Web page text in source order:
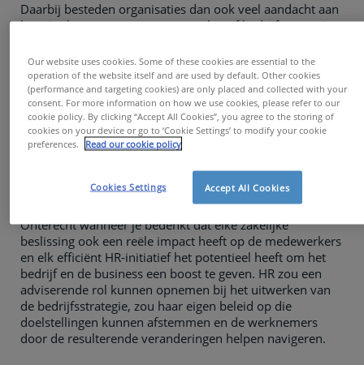
Daarbij besteden organisaties dan ook veel aandacht aan
het uittekenen van een go-to-market of bedrijfsstrategie.
verkoopsprocessen. Efficiënte bedrijfsstrategieën putten
hun kracht vaak uit de input van stakeholders op
verschillende afdelingen. En toch zit HR niet altijd mee
aan de strategietafel.
Waarom HR afstemmen op
bedrijfsstrategie?
Onterecht wanneer je bedenkt dat elke zakelijke
beslissing ook een reële impact heeft op de medewerkers
en elk efficiënt HR-initiatief het potentieel heeft om het
bedrijf en de business een boost te geven. HR zou een
adviserende rol kunnen opnemen bij het uitwerken van
de bedrijfsstrategie, zou haar eigen beleid op die
doelstellingen kunnen afstemmen en de werknemers
door de resulterende veranderingen helpen navigeren.
Our website uses cookies. Some of these cookies are essential to the
operation of the website itself and are used by default. Other cookies
(performance and targeting cookies) are only placed and collected with your
consent. For more information on how we use cookies, please refer to our
cookie policy. By clicking “Accept All Cookies”, you agree to the storing of
cookies on your device or go to ‘Cookie Settings’ to modify your cookie
preferences.
Read our cookie policy
Accept All Cookies
Cookies Settings